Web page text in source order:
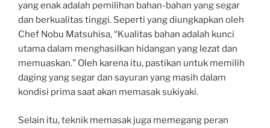
yang enak adalah pemilihan bahan-bahan yang segar
dan berkualitas tinggi. Seperti yang diungkapkan oleh
Chef Nobu Matsuhisa, “Kualitas bahan adalah kunci
utama dalam menghasilkan hidangan yang lezat dan
memuaskan.” Oleh karena itu, pastikan untuk memilih
daging yang segar dan sayuran yang masih dalam
kondisi prima saat akan memasak sukiyaki.
Selain itu, teknik memasak juga memegang peran